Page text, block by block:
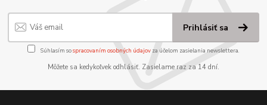
Prihlásiť sa
Súhlasím sospracovaním osobných údajov za účelom zasielania newslettera.
Môžete sa kedykoľvek odhlásiť. Zasielame raz za 14 dní.